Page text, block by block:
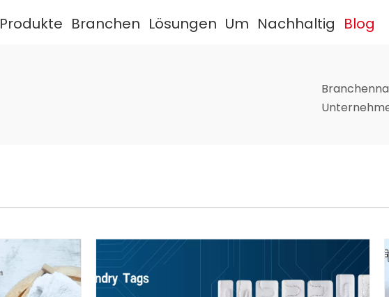
Produkte Branchen Lösungen Um Nachhaltig Blog